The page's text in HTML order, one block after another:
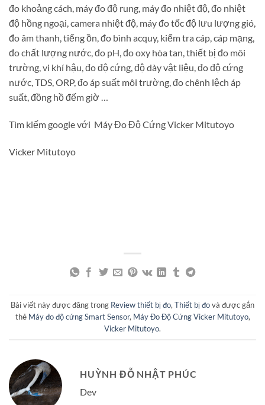
đo khoảng cách, máy đo độ rung, máy đo nhiệt độ, đo nhiệt
độ hồng ngoại, camera nhiệt độ, máy đo tốc độ lưu lượng gió,
đo âm thanh, tiếng ồn, đo bình acquy, kiểm tra cáp, cáp mạng,
đo chất lượng nước, đo pH, đo oxy hòa tan, thiết bị đo môi
trường, vi khí hậu, đo độ cứng, độ dày vật liệu, đo độ cứng
nước, TDS, ORP, đo áp suất môi trường, đo chênh lệch áp
suất, đồng hồ đếm giờ …
Tìm kiếm google với Máy Đo Độ Cứng Vicker Mitutoyo
Vicker Mitutoyo
Bài viết này được đăng trong Review thiết bị đo,Thiết bị đovà được gắn
thẻ Máy đo độ cứng Smart Sensor, Máy Đo Độ Cứng Vicker Mitutoyo,
Vicker Mitutoyo.
HUỲNH ĐỖ NHẬT PHÚC
Dev